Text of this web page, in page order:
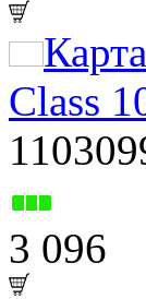
Class
3 096